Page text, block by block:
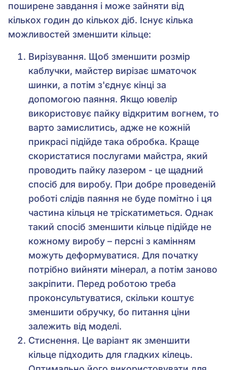
поширене завдання і може зайняти від
кількох годин до кількох діб. Існує кілька
можливостей зменшити кільце:
Вирізування. Щоб зменшити розмір
каблучки, майстер вирізає шматочок
шинки, а потім з'єднує кінці за
допомогою паяння. Якщо ювелір
використовує пайку відкритим вогнем, то
варто замислитись, адже не кожній
прикрасі підійде така обробка. Краще
скористатися послугами майстра, який
проводить пайку лазером - це щадний
спосіб для виробу. При добре проведеній
роботі слідів паяння не буде помітно і ця
частина кільця не тріскатиметься. Однак
такий спосіб зменшити кільце підійде не
кожному виробу – персні з камінням
можуть деформуватися. Для початку
потрібно вийняти мінерал, а потім заново
закріпити. Перед роботою треба
проконсультуватися, скільки коштує
зменшити обручку, бо питання ціни
залежить від моделі.
Стиснення. Це варіант як зменшити
кільце підходить для гладких кілець.